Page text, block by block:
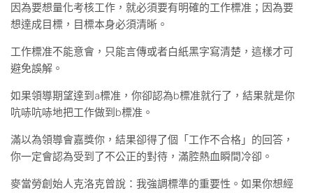
因為要想量化考核工作，就必須要有明確的工作標准；因為要
想達成目標，目標本身必須清晰。
工作標准不能意會，只能言傳或者白紙黑字寫清楚，這樣才可
避免誤解。
如果領導期望達到a標准，你卻認為b標准就行了，結果就是你
吭哧吭哧地把工作做到b標准。
滿以為領導會嘉獎你，結果卻得了個「工作不合格」的回答，
你一定會認為受到了不公正的對待，滿腔熱血瞬間冷卻。
麥當勞創始人克洛克曾說：我強調標準的重要性。如果你想經